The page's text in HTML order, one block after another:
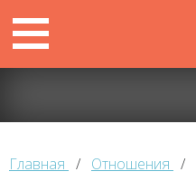
Главная / Отношения /